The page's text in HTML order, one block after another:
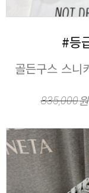
#등
골든구스 스니
835,000원